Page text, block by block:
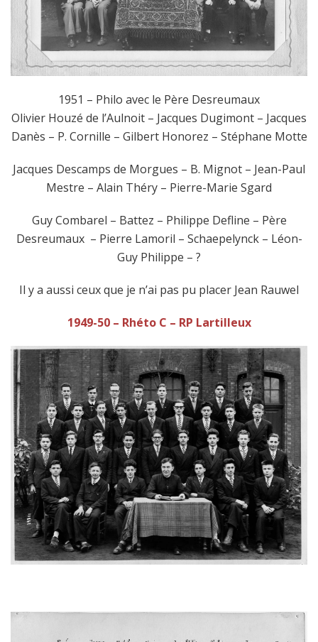
1951 – Philo avec le Père Desreumaux
Olivier Houzé de l’Aulnoit – Jacques Dugimont – Jacques
Danès – P. Cornille – Gilbert Honorez – Stéphane Motte
Jacques Descamps de Morgues – B. Mignot – Jean-Paul
Mestre – Alain Théry – Pierre-Marie Sgard
Guy Combarel – Battez – Philippe Defline – Père
Desreumaux – Pierre Lamoril – Schaepelynck – Léon-
Guy Philippe – ?
Il y a aussi ceux que je n’ai pas pu placer Jean Rauwel
1949-50 – Rhéto C – RP Lartilleux